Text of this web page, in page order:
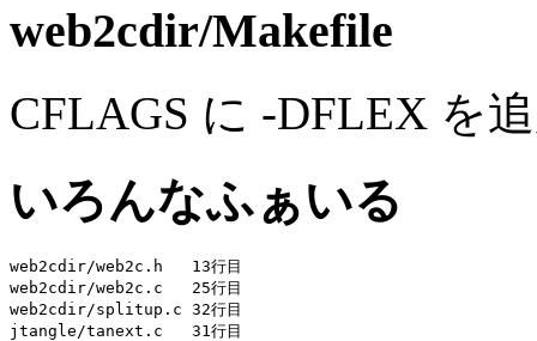
web2cdir/Makefile
CFLAGS に -DFLEX を
いろんなふぁいる
web2cdir/web2c.h   13行目
web2cdir/web2c.c   25行目
web2cdir/splitup.c 32行目
jtangle/tanext.c   31行目